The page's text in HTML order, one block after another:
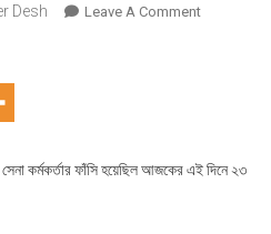
Desh Leave A CommentOn
ফাঁসি
কর্মকর্তার ফাঁসি হয়েছিল আজকের এই দিনে ২৩